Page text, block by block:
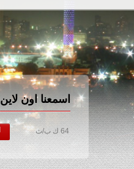
اسمعنا اون لاين
64 ك ب/ث